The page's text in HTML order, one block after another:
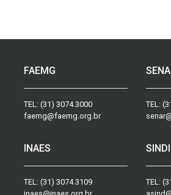
FAEMG
TEL: (31) 3074.3000
faemg@faemg.org.br
TEL:
INAES
TEL: (31) 3074.3109
TEL: